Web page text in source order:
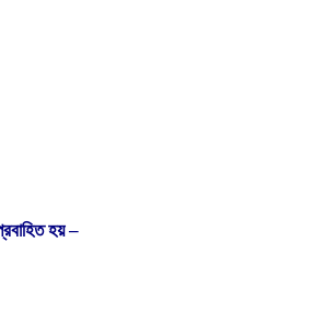
হয় –